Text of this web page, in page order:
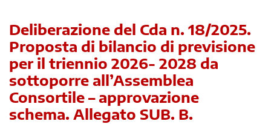
Deliberazione del Cda n. 18/2025.
Proposta di bilancio di previsione
per il triennio 2026- 2028 da
sottoporre all’Assemblea
Consortile – approvazione
schema. Allegato SUB. B.